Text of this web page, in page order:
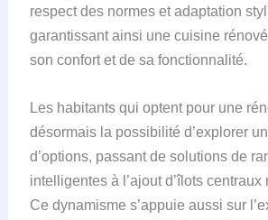
respect des normes et adaptation
garantissant ainsi une cuisine
son confort et de sa fonctionnalité.
Les habitants qui optent pour une
désormais la possibilité d’explorer
d’options, passant de solutions de
intelligentes à l’ajout d’îlots centraux
Ce dynamisme s’appuie aussi sur